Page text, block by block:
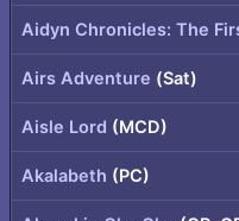
Aidyn Chronicles: The
Airs Adventure (Sat)
Aisle Lord (MCD)
Akalabeth (PC)